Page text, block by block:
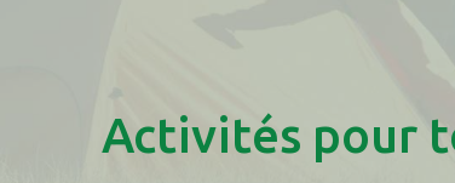
Activités pour